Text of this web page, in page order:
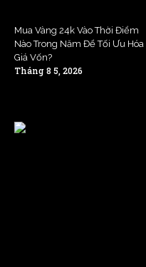
Mua Vàng 24k Vào Thời Điểm
Nào Trong Năm Để Tối Ưu Hóa
Giá Vốn?
Tháng 8 5, 2026